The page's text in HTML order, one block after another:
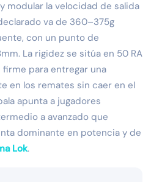
modular la velocidad de salida
va de 360–375g
con un punto de
La rigidez se sitúa en 50 RA
para entregar una
en los remates sin caer en el
apunta a jugadores
a avanzado que
dominante en potencia y de
Lok.